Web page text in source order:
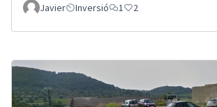
Javier Inversió 1 2